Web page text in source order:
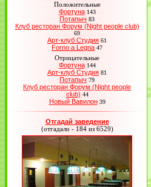
Положительные
Фортуна 143
Потапыч 83
Клуб ресторан Форум (Night people club)
69
Арт-клуб Студия 61
Forno a Legna 47
Отрицательные
Фортуна 144
Арт-клуб Студия 81
Потапыч 79
Клуб ресторан Форум (Night people
club) 44
Новый Вавилон 39
Отгадай заведение
(отгадало - 184 из 6529)